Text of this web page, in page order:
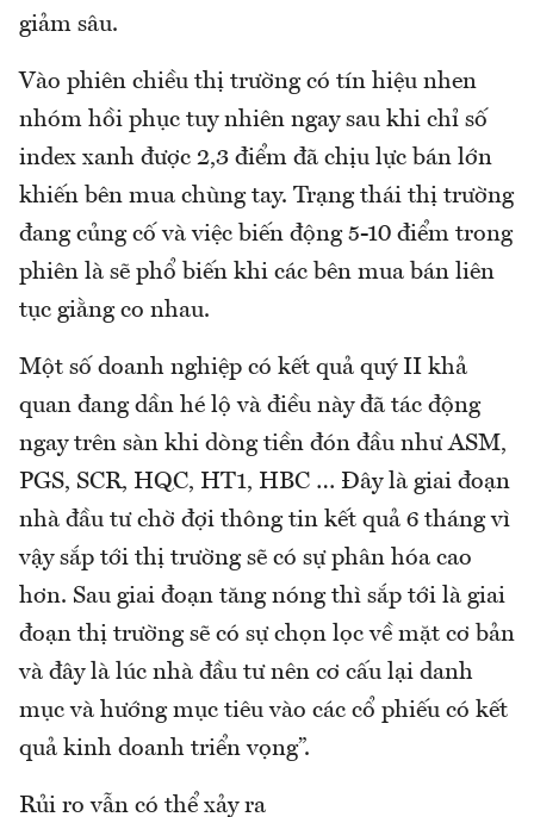
giảm sâu.
Vào phiên chiều thị trường có tín hiệu nhen
nhóm hồi phục tuy nhiên ngay sau khi chỉ số
index xanh được 2,3 điểm đã chịu lực bán lớn
khiến bên mua chùng tay. Trạng thái thị trường
đang củng cố và việc biến động 5-10 điểm trong
phiên là sẽ phổ biến khi các bên mua bán liên
tục giằng co nhau.
Một số doanh nghiệp có kết quả quý II khả
quan đang dần hé lộ và điều này đã tác động
ngay trên sàn khi dòng tiền đón đầu như ASM,
PGS, SCR, HQC, HT1, HBC … Đây là giai đoạn
nhà đầu tư chờ đợi thông tin kết quả 6 tháng vì
vậy sắp tới thị trường sẽ có sự phân hóa cao
hơn. Sau giai đoạn tăng nóng thì sắp tới là giai
đoạn thị trường sẽ có sự chọn lọc về mặt cơ bản
và đây là lúc nhà đầu tư nên cơ cấu lại danh
mục và hướng mục tiêu vào các cổ phiếu có kết
quả kinh doanh triển vọng”.
Rủi ro vẫn có thể xảy ra